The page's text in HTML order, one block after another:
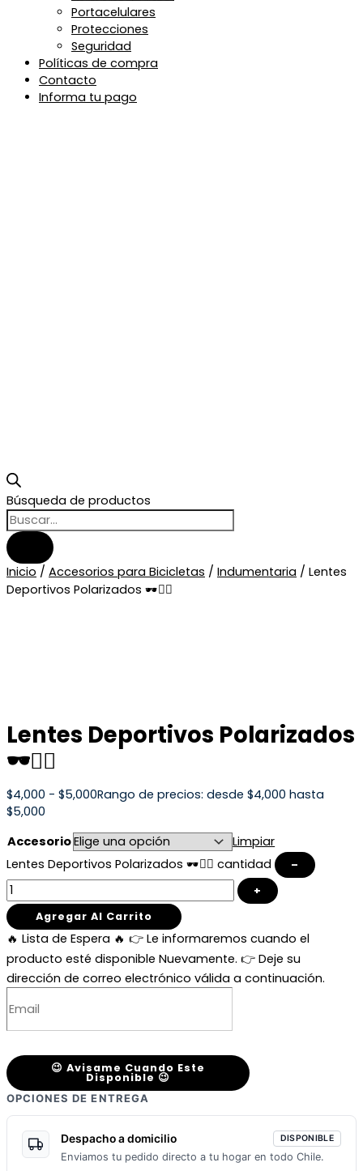
Portacelulares
Protecciones
Seguridad
Políticas de compra
Contacto
Informa tu pago
Búsqueda de productos
Inicio / Accesorios para Bicicletas / Indumentaria / Lentes
Deportivos Polarizados 🕶️🚴‍♂️
Lentes Deportivos Polarizados
🕶️🚴‍♂️
$4,000 - $5,000Rango de precios: desde $4,000 hasta
$5,000
Accesorio
Limpiar
Lentes Deportivos Polarizados 🕶️🚴‍♂️ cantidad
–
+
Agregar Al Carrito
🔥 Lista de Espera 🔥 👉 Le informaremos cuando el
producto esté disponible Nuevamente. 👉 Deje su
dirección de correo electrónico válida a continuación.
😉 Avisame Cuando Este
Disponible 😉
OPCIONES DE ENTREGA
Despacho a domicilio DISPONIBLE
Enviamos tu pedido directo a tu hogar en todo Chile.